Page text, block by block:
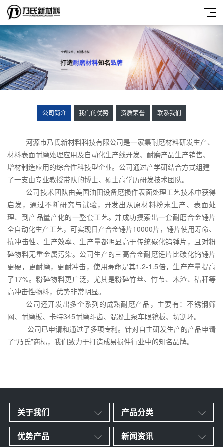
公司简介 我们的优势 资质荣誉 联系我们
河源市乃氏新材料科技有限公司是一家集耐磨材料研发生产、
材料表面耐磨处理应用及自动化生产线开发、耐磨产品生产销售、
增材制造应用的综合性科技型企业。公司通过产学研结合方式组建
了一支由专业教授带队的博士、硕士高学历研发技术团队。
公司技术团队由美国油田设备磨损件表面处理工艺技术中获得
启发，通过不断研究与试验，开发出从原材料粉末生产、表面处
理、到产品量产化的一整套工艺。并成功摸索出一套耐磨合金锤片
全自动化生产工艺，可实现日产合金锤片10000片，锤片使用寿命、
抗冲击性、生产效率、生产量都明显高于传统碳化钨锤片，且对粉
碎物料无重金属污染。公司生产的三高合金耐磨锤片比碳化钨锤片
更硬，更耐磨，更耐冲击，使用寿命是其1.2-1.5倍，生产产量提高
了17%。粉碎物料更广泛，尤其是粉碎竹丝、竹节、木渣、秸秆等
高冲击性物料，优势非常明显。
公司还开发出多个系列的成熟耐磨产品，主要有：不锈钢筛
网、耐磨板、卡特345耐磨斗齿、混凝土泵车眼镜板、切割环。
公司已申请和通过了多项专利。针对自主研发生产的产品申请
了“乃氏”商标，我们致力于打造成易损件行业中的知名品牌。
关于我们 产品分类
优势产品 新闻资讯